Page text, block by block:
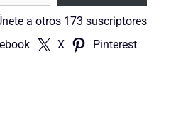
a otros 173 suscriptores
X Pinterest